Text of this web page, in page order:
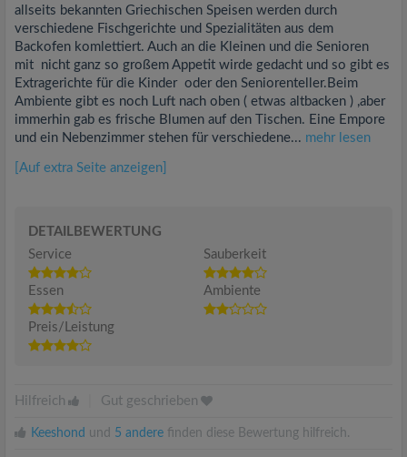
allseits bekannten Griechischen Speisen werden durch
verschiedene Fischgerichte und Spezialitäten aus dem
Backofen komlettiert. Auch an die Kleinen und die Senioren
mit nicht ganz so großem Appetit wirde gedacht und so gibt es
Extragerichte für die Kinder oder den Seniorenteller.Beim
Ambiente gibt es noch Luft nach oben ( etwas altbacken ) ,aber
immerhin gab es frische Blumen auf den Tischen. Eine Empore
und ein Nebenzimmer stehen für verschiedene... mehr lesen
[Auf extra Seite anzeigen]
DETAILBEWERTUNG
Service
Sauberkeit
Essen Ambiente
Preis/Leistung
Hilfreich Gut geschrieben
Keeshond und 5 andere finden diese Bewertung hilfreich.